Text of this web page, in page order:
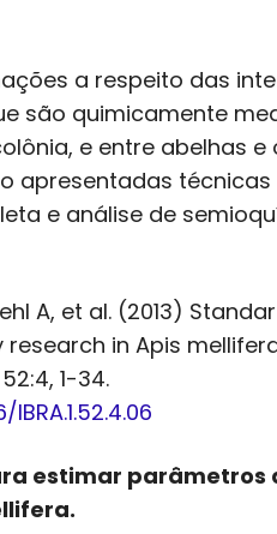
a respeito das
são quimicamente
e entre abelhas e
apresentadas técnicas
e análise de
A, et al. (2013)
in Apis
1-34.
estimar parâmetros